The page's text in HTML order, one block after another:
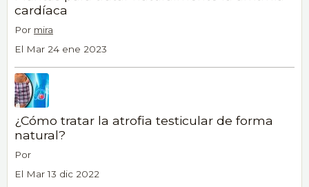
cardíaca
Por mira
El Mar 24 ene 2023
¿Cómo tratar la atrofia testicular de forma
natural?
Por
El Mar 13 dic 2022